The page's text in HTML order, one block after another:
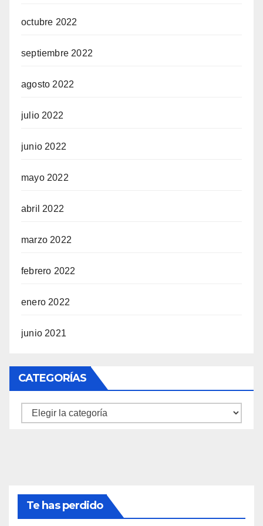
octubre 2022
septiembre 2022
agosto 2022
julio 2022
junio 2022
mayo 2022
abril 2022
marzo 2022
febrero 2022
enero 2022
junio 2021
CATEGORÍAS
Categorías
Te has perdido